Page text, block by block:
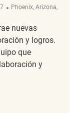
Ubicación
Phoenix, Arizona,
nuevas
y logros.
que
y